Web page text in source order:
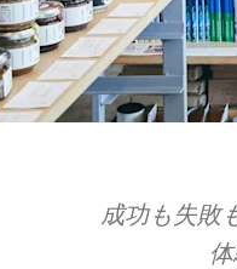
成功も​失敗